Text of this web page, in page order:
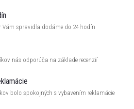
Vám spravidla dodáme do 24 hodín
nás odporúča na základe recenzií
bolo spokojných s vybavením reklamácie